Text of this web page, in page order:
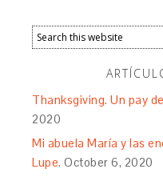
Thanksgiving. Un pay
2020
Mi abuela María y las
Lupe. October 6, 2020